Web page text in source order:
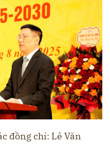
đồng chí: Lê Văn